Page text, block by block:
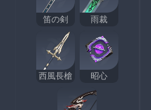
笛の剣 雨裁
西風長槍 昭心